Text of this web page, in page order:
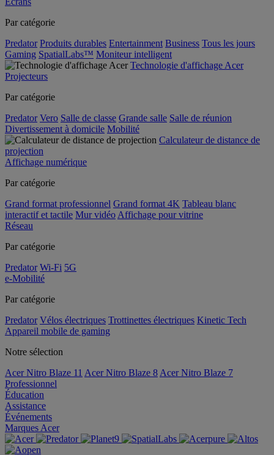
Par catégorie
Predator Produits durables Entertainment Business Tous les jours
Gaming SpatialLabs™ Moniteur intelligent
Technologie d'affichage Acer
Projecteurs
Par catégorie
Predator Vero Salle de classe Grande salle Salle de réunion
Divertissement à domicile Mobilité
Calculateur de distance de
projection
Affichage numérique
Par catégorie
Grand format professionnel Grand format 4K Tableau blanc
interactif et tactile Mur vidéo Affichage pour vitrine
Réseau
Par catégorie
Predator Wi-Fi 5G
e-Mobilité
Par catégorie
Predator Vélos électriques Trottinettes électriques Kinetic Tech
Appareil mobile de gaming
Notre sélection
Acer Nitro Blaze 11 Acer Nitro Blaze 8 Acer Nitro Blaze 7
Professionnel
Éducation
Assistance
Événements
Marques Acer